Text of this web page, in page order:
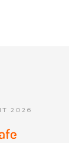
2026